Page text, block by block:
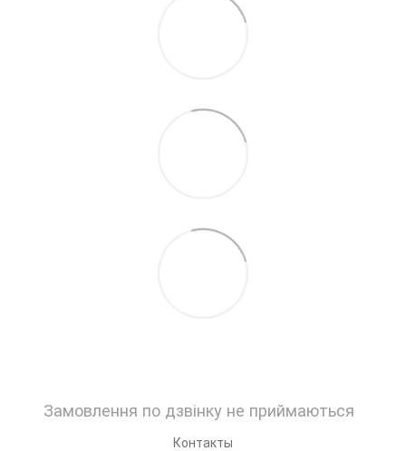
Замовлення по дзвінку не приймаються
Контакты